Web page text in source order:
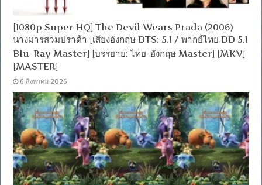
[1080p Super HQ] The Devil Wears Prada (2006)
นางมารสวมปราด้า [เสียงอังกฤษ DTS: 5.1 / พากย์ไทย DD 5.1
Blu-Ray Master] [บรรยาย: ไทย-อังกฤษ Master] [MKV]
[MASTER]
6 สิงหาคม 2026